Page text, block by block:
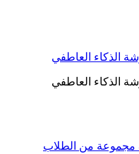
الذكاء العاطفي
الذكاء العاطفي
مجموعة من الطلاب